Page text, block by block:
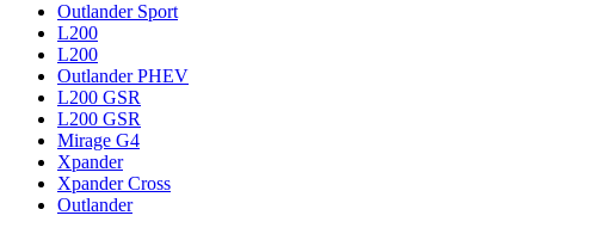
Outlander Sport
L200
L200
Outlander PHEV
L200 GSR
L200 GSR
Mirage G4
Xpander
Xpander Cross
Outlander